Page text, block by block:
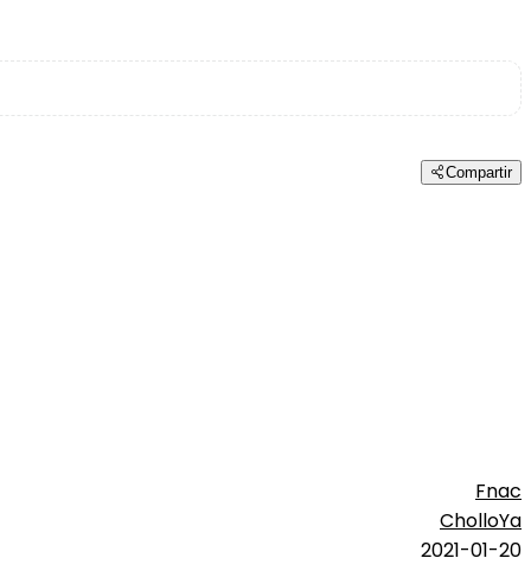
Compartir
Fnac
CholloYa
2021-01-20